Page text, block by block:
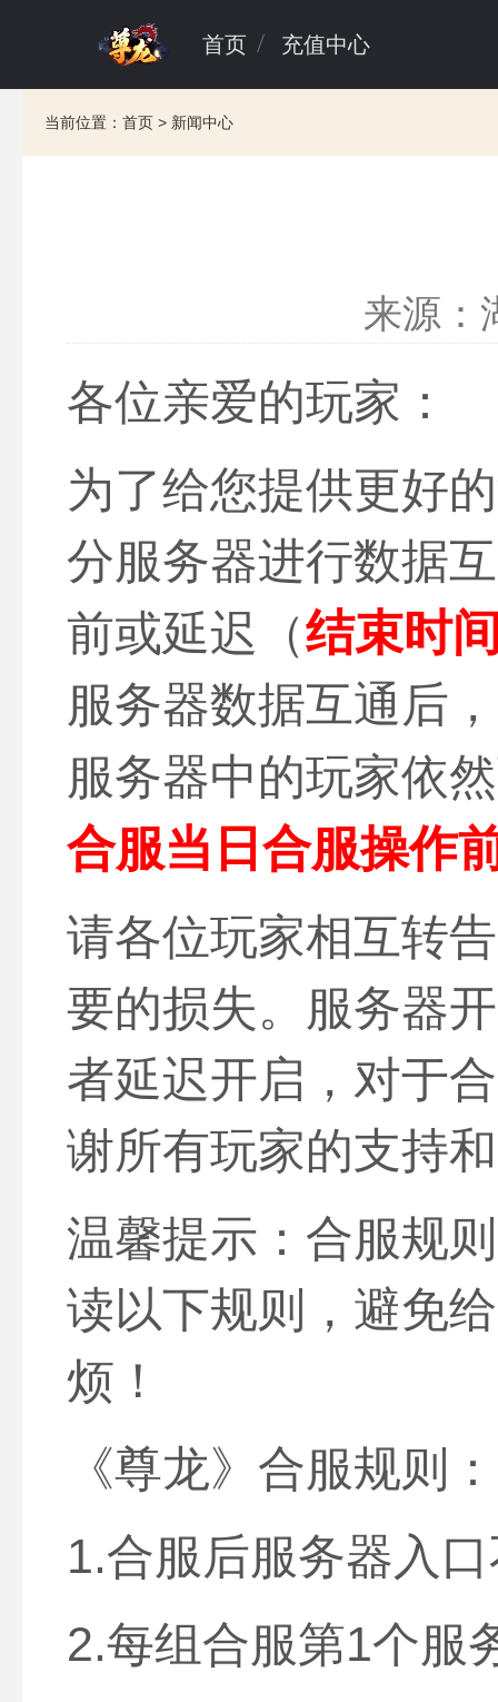
首页 充值中心
当前位置： 首页 > 新闻中心
来源：
各位亲爱的玩家：
为了给您提供更好
分服务器进行数据
前或延迟（结束时
服务器数据互通后
服务器中的玩家依
合服当日合服操作
请各位玩家相互转
要的损失。服务器
者延迟开启，对于
谢所有玩家的支持
温馨提示：合服规
读以下规则，避免
烦！
《尊龙》合服规则：
1.合服后服务器入
2.每组合服第1个服